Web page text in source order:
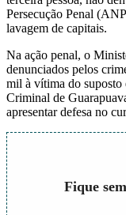
Persecução Penal
lavagem de capitais.
Na ação penal, o
denunciados pelos
mil à vítima do suposto
Criminal de
apresentar defesa no
Fique